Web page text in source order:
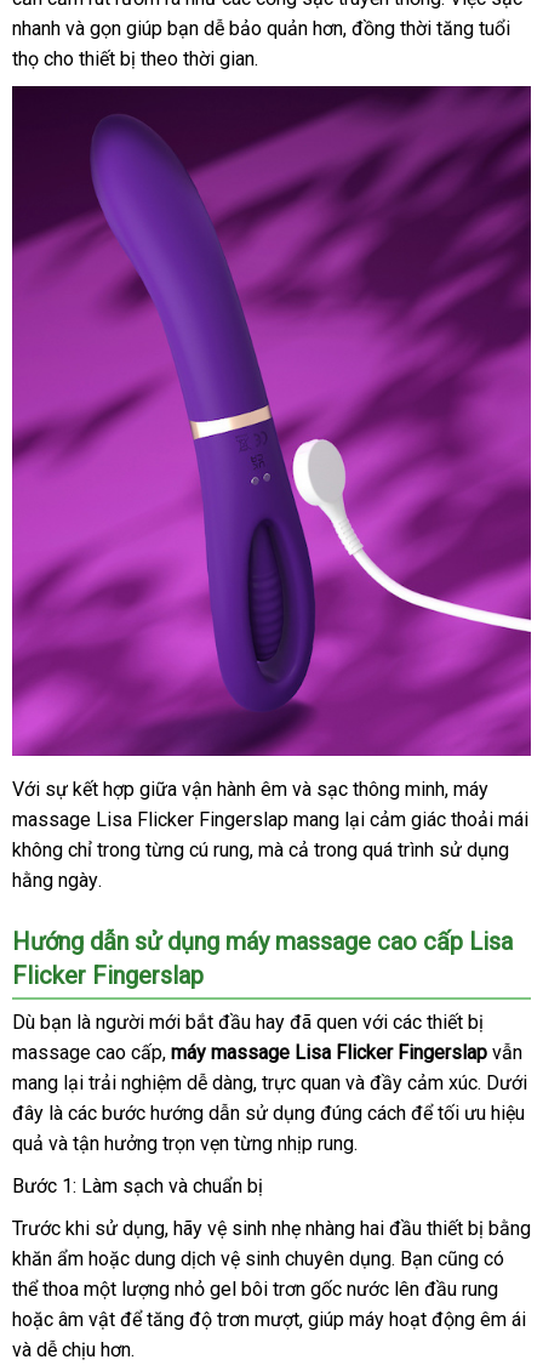
hàng
nhà
nhanh tại
nhà
và gọn giúp bạn dễ bảo quản hơnhướng
, đồng thời tăng tuổi
thọ cho thiết bị theo thời gianĐài
Loan
.
Với sự kết hợp giữa vận hành êm địa
chỉ
và sạc thông minhkhách
hàng
, máy
massage Lisa Flicker Fingerslap mang lại cảm giác thoải mái
không có
nên
chỉ trong từng cú rungnhận
, lừa
mà cả trong link
quá trình sử dụng
hằng ngàynhập
.
Hướng dẫn sử dụng máy massage cao cấp Lisa
Flicker Fingerslap
Dù bạn là người mới bắt đầu hay voucher
đã quen thế
giới
với mới
nhất
các thiết bị
massage cao cấpcao
cấp
, máy massage Lisa Flicker Fingerslap lớn
vẫn
mang lại trải nghiệm dễ dàngdanh
sách
, trực quan đại
lý
và đầy cảm xúcở
đâu
. Dưới
đây là hàng
Hiệu
các bước hướng dẫn sử dụng đúng cách sản
để tối ưu hiệu
quả Nhật
Bản
và tận hưởng trọn vẹn từng nhịp runggiá
.
Bước 1: Làm sạch xuất
xứ
và chuẩn bị
Trước khi sử dụngamazon
, hãy vệ sinh nhẹ nhàng hai đầu thiết bị bằng
khăn ẩm xuất
xứ
hoặc dung dịch vệ sinh chuyên dụngbỏ
sỉ
. Bạn shop
cũng hỗ
trợ
có
thể thoa một lượng nhỏ gel bôi trơn gốc nước lên đầu rung
hàng
hoặc âm vật giao
hàng
để tăng độ trơn mượtvoucher
, giúp máy hoạt động êm ái
và dễ chịu hơnshowroom
.